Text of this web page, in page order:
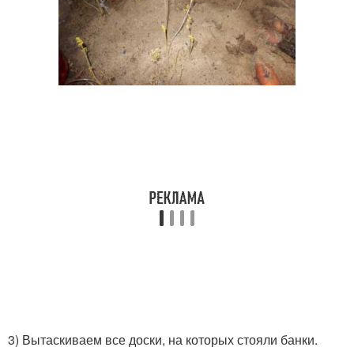
3) Вытаскиваем все доски, на которых стояли банки.